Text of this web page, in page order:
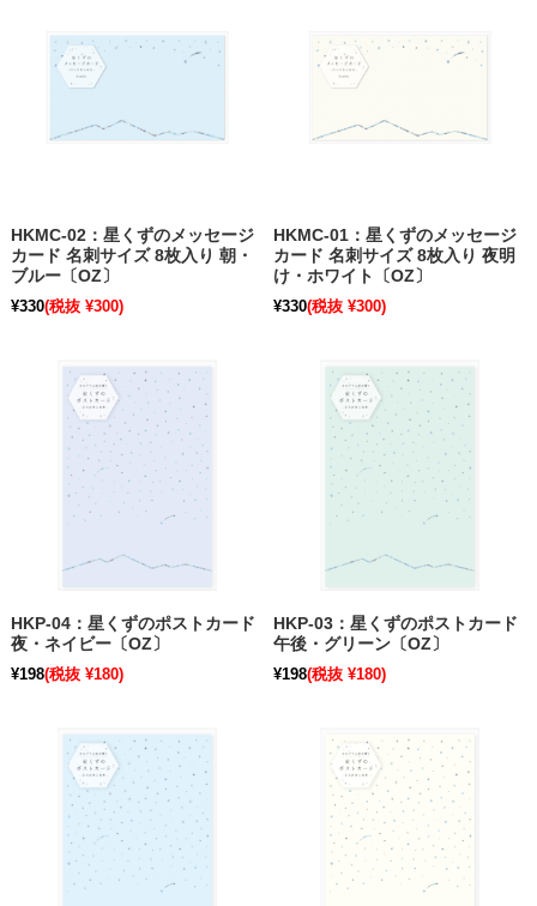
HKMC-02：星くずのメッセージ
カード 名刺サイズ 8枚入り 朝・
ブルー〔OZ〕
¥330(税抜 ¥300)
HKMC-01：星くずのメッセージ
カード 名刺サイズ 8枚入り 夜明
け・ホワイト〔OZ〕
¥330(税抜 ¥300)
HKP-04：星くずのポストカード
夜・ネイビー〔OZ〕
¥198(税抜 ¥180)
HKP-03：星くずのポストカード
午後・グリーン〔OZ〕
¥198(税抜 ¥180)